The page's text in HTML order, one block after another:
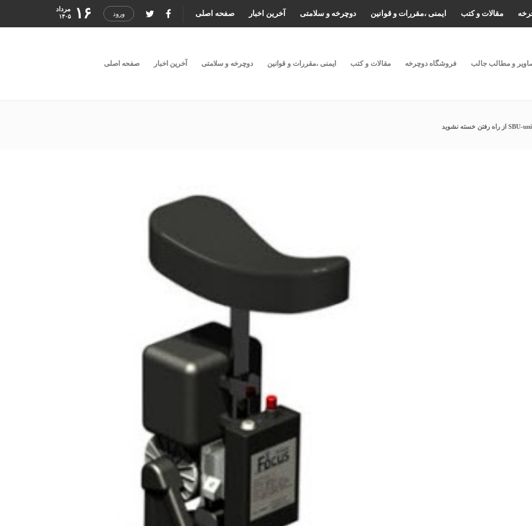
صفحه اصلی آخرین اخبار دوچرخه و سلامتی ایمنی ،مقررات و قوانین مقالات و کتب ورود ۱۶ مرداد
۱۴۰۵
صفحه اصلی آخرین اخبار دوچرخه و سلامتی ایمنی ،مقررات و قوانین مقالات و کتب فروشگاه دوچرخه و مطالب جالب